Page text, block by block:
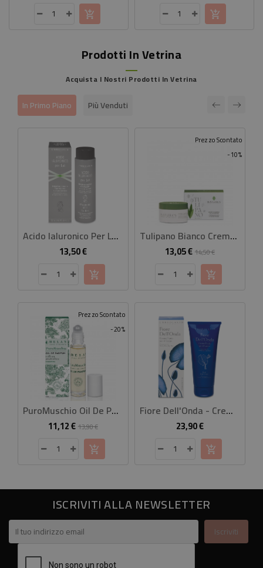
Prodotti In Vetrina
Acquista I Nostri Prodotti In Vetrina
In Primo Piano Più Venduti
Acido Ialuronico Per Lui Shampoo Doccia Tonificante
13,50 €Prezzo
-20%
Prezzo Scontato
PuroMuschio Oil De Parfum 10 Ml
11,12 €Prezzo
base
13,90 €Prezzo
-10%
Prezzo Scontato
Tulipano Bianco Crema Corpo Illuminante 100 Ml
13,05 €Prezzo
base
14,50 €Prezzo
Fiore Dell'Onda - Crema Fluida Corpo
23,90 €Prezzo
ISCRIVITI ALLA NEWSLETTER